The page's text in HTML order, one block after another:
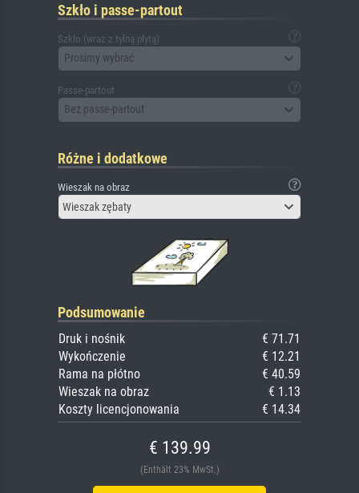
Szkło i passe-partout
Szkło (wraz z tylną płytą)
Prosimy wybrać
Passe-partout
Bez passe-partout
Różne i dodatkowe
Wieszak na obraz
Wieszak zębaty
Podsumowanie
Druk i nośnik
€ 71.71
Wykończenie
€ 12.21
Rama na płótno
€ 40.59
Wieszak na obraz
€ 1.13
Koszty licencjonowania
€ 14.34
€ 139.99
(Enthält 23% MwSt.)